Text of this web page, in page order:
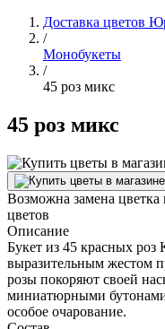
Доставка цветов
/
Монобукеты
/
45 роз микс
45 роз микс
Возможна замена цветка
цветов
Описание
Букет из 45 красных роз
выразительным жестом
розы покоряют своей
миниатюрными
особое очарование.